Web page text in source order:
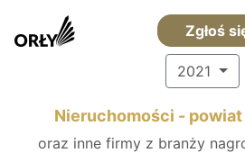
Zgłoś
2021
Nieruchomości -
oraz inne firmy z branży